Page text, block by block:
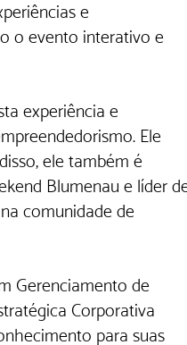
e
o evento interativo e
experiência e
Ele
ele também é
Blumenau e líder
comunidade de
Gerenciamento de
Corporativa
para suas